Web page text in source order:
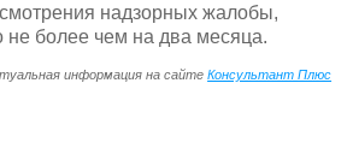
надзорных жалобы,
не более чем на два месяца.
информация на сайтеКонсультант Плюс